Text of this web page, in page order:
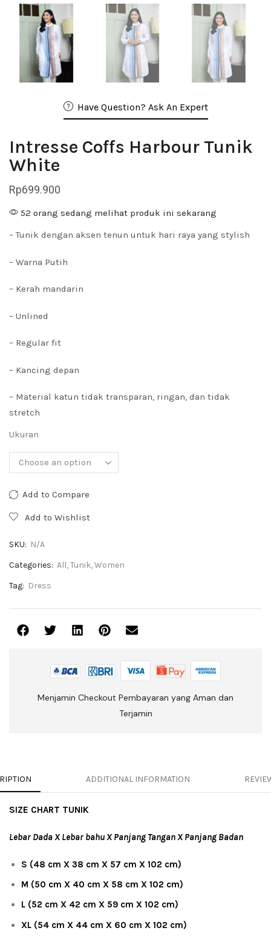
Have Question? Ask An Expert
Intresse Coffs Harbour Tunik
White
Rp699.900
52 orang sedang melihat produk ini sekarang
– Tunik dengan aksen tenun untuk hari raya yang stylish
– Warna Putih
– Kerah mandarin
– Unlined
– Regular fit
– Kancing depan
– Material katun tidak transparan, ringan, dan tidak
stretch
Ukuran
Add to Compare
Add to Wishlist
SKU: N/A
Categories: All,Tunik,Women
Tag: Dress
Menjamin Checkout Pembayaran yang Aman dan
Terjamin
ADDITIONAL INFORMATION
SIZE CHART TUNIK
Lebar Dada X Lebar bahu X Panjang Tangan X Panjang Badan
S (48 cm X 38 cm X 57 cm X 102 cm)
M (50 cm X 40 cm X 58 cm X 102 cm)
L (52 cm X 42 cm X 59 cm X 102 cm)
XL (54 cm X 44 cm X 60 cm X 102 cm)